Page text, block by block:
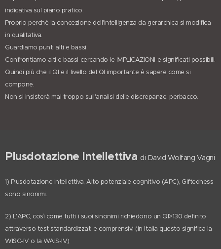
indicativa sul piano pratico.
Proprio perché la concezione dell'intelligenza da gerarchica si modifica
in qualitativa.
Guardiamo punti alti e bassi.
Confrontiamo alti e bassi cercando le IMPLICAZIONI e significati possibili.
Quindi più che il QI e il livello del QI importante è sapere come si
compone.
Non si insisterà mai troppo sull'analisi delle discrepanze, perbacco.
Plusdotazione Intellettiva di David Wolfang Vagni
1) Plusdotazione intellettiva, Alto potenziale cognitivo (APC), Giftedness
sono sinonimi.
2) L'APC, così come tutti i suoi sinonimi richiedono un QI>130 definito
attraverso test standardizzati e comprensivi (in Italia questo significa la
WISC-IV o la WAIS-IV)